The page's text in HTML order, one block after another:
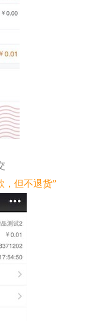
，但不退货”